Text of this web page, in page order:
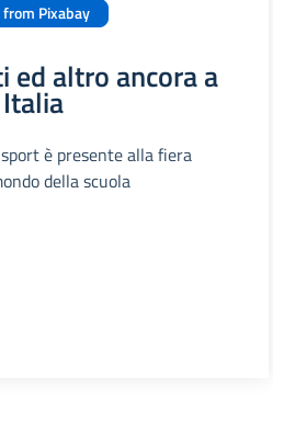
Pixabay
ed altro ancora a
è presente alla fiera
della scuola